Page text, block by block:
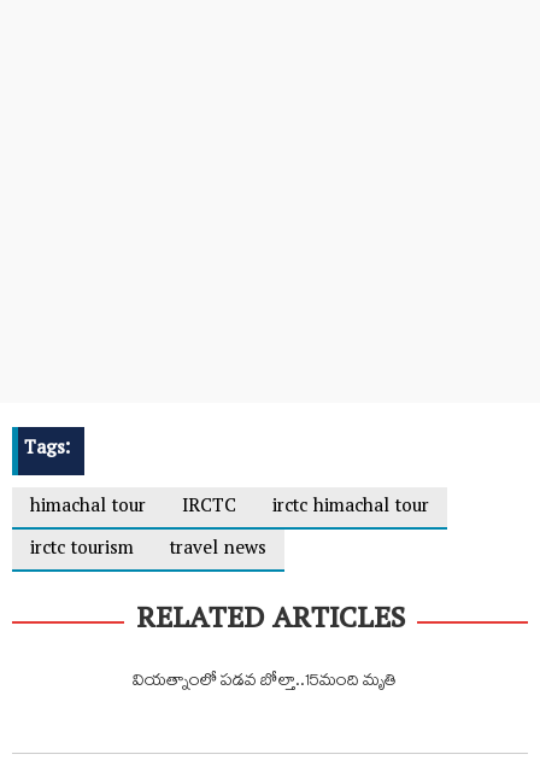
Tags:
himachal tour
IRCTC
irctc himachal tour
irctc tourism
travel news
RELATED ARTICLES
వియత్నాంలో పడవ బోల్తా..15మంది మృతి